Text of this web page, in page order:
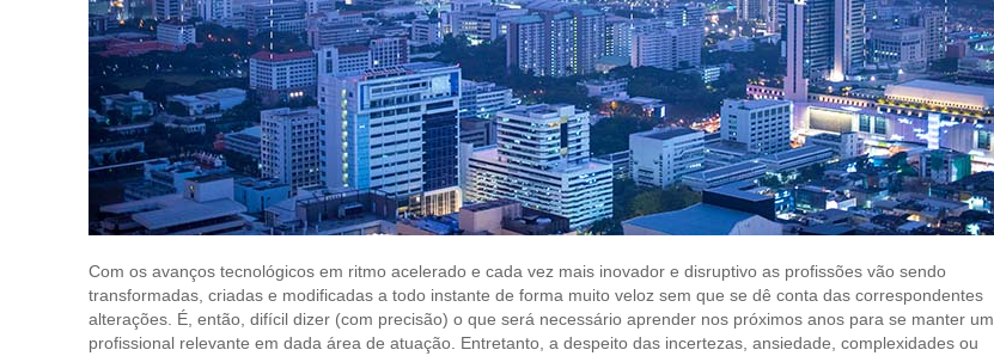
Com os avanços tecnológicos em ritmo acelerado e cada vez mais inovador e disruptivo as profissões vão sendo
transformadas, criadas e modificadas a todo instante de forma muito veloz sem que se dê conta das correspondentes
alterações. É, então, difícil dizer (com precisão) o que será necessário aprender nos próximos anos para se manter um
profissional relevante em dada área de atuação. Entretanto, a despeito das incertezas, ansiedade, complexidades ou